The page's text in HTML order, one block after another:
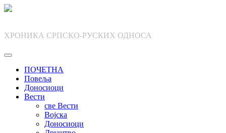
Skip
ХРОНИКА СРПСКО-РУСКИХ ОДНОСА
ПОЧЕТНА
Повеља
Доносиоци
Вести
све Вести
Војска
Доносиоци